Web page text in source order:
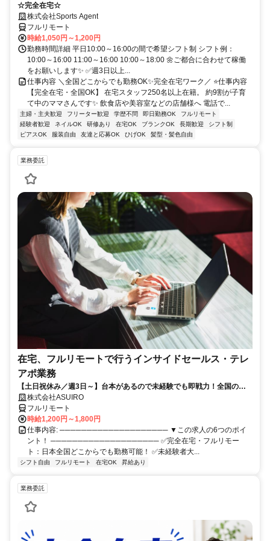
☆完全在宅☆
株式会社Sports Agent
フルリモート
時給1,050円～1,200円
勤務時間詳細 平日10:00～16:00の間で希望シフト制 シフト例：
10:00～16:00 11:00～16:00 10:00～18:00 🌼ご都合に合わせて稼働
をお願いします✨ ✅週3日以上...
仕事内容 ＼全国どこからでも勤務OK✨完全在宅ワーク／ ⭐仕事内容
【完全在宅・全国OK】 在宅スタッフ250名以上在籍。 約9割が子育
て中のママさんです✨ 飲食店や美容室などの店舗様へ 電話で...
主婦・主夫歓迎 フリーター歓迎 学歴不問 即日勤務OK
フルリモート
経験者歓迎
ネイルOK 研修あり 在宅OK ブランクOK 長期歓迎
シフト制
ピアスOK
服装自由 友達と応募OK ひげOK 髪型・髪色自由
業務委託
在宅、フルリモートで行うインサイドセールス・テレ
アポ業務
【土日祝休み／週3日～】台本があるので未経験でも即戦力！全国のパ
パ、ママさん活躍中
株式会社ASUIRO
フルリモート
時給1,200円～1,800円
仕事内容: ──────────────────── ▼この求人の6つのポイ
ント！ ──────────────────── ✅完全在宅・フルリモー
ト：日本全国どこからでも勤務可能！ ✅未経験者大...
シフト自由 フルリモート 在宅OK 昇給あり
業務委託